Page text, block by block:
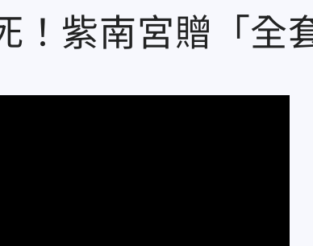
！紫南宮贈「全